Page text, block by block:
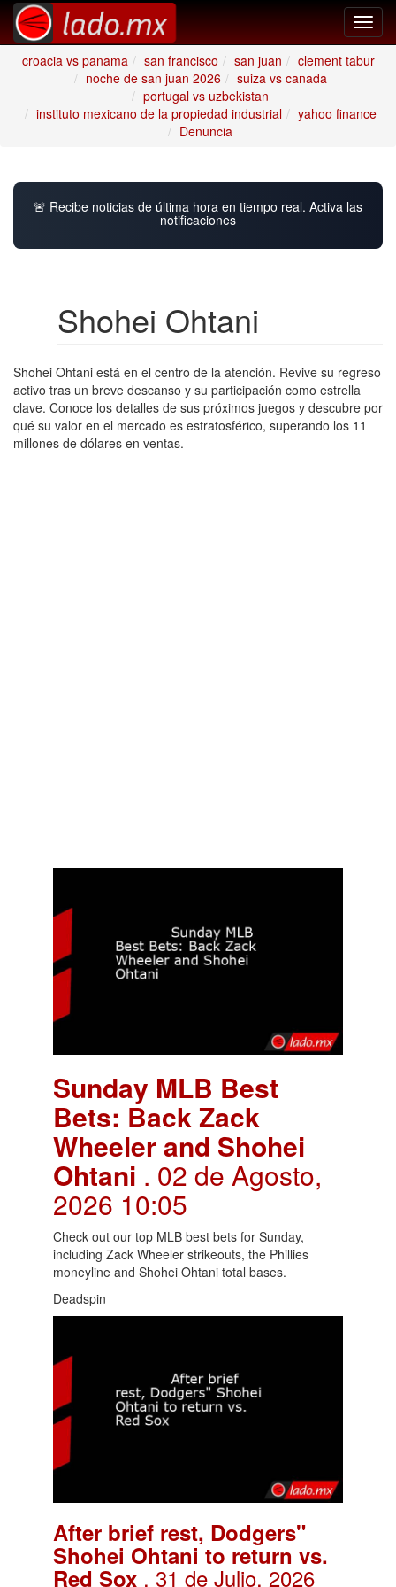
croacia vs panama
san francisco san juan
clement tabur
noche de san juan 2026
suiza vs canada
portugal vs uzbekistan
instituto mexicano de la propiedad industrial
yahoo finance
Denuncia
🚨 Recibe noticias de última hora en tiempo real. Activa las
notificaciones
Shohei Ohtani
Shohei Ohtani está en el centro de la atención. Revive su regreso
activo tras un breve descanso y su participación como estrella
clave. Conoce los detalles de sus próximos juegos y descubre por
qué su valor en el mercado es estratosférico, superando los 11
millones de dólares en ventas.
Sunday MLB Best
Bets: Back Zack
Wheeler and Shohei
Ohtani . 02 de Agosto,
2026 10:05
Check out our top MLB best bets for Sunday,
including Zack Wheeler strikeouts, the Phillies
moneyline and Shohei Ohtani total bases.
Deadspin
After brief rest, Dodgers"
Shohei Ohtani to return vs.
Red Sox . 31 de Julio, 2026